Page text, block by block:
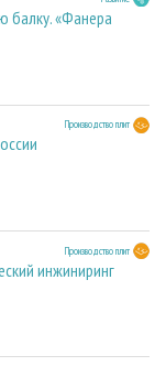
балку. «Фанера
Производство плит
Производство плит
инжиниринг